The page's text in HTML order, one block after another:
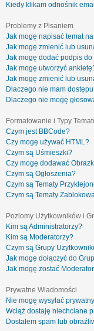
Kiedy klikam odnośnik
Problemy z Pisaniem
Jak mogę napisać temat
Jak mogę zmienić lub
Jak mogę dodać podpis
Jak mogę utworzyć
Jak mogę zmienić lub
Dlaczego nie mam
Dlaczego nie mogę
Formatowanie i Typy
Czym jest BBCode?
Czy mogę używać HTML?
Czym są Uśmieszki?
Czy mogę dodawać
Czym są Ogłoszenia?
Czym są Tematy
Czym są Tematy
Poziomy Użytkowników i
Kim są Administratorzy?
Kim są Moderatorzy?
Czym są Grupy
Jak mogę dołączyć do
Jak mogę zostać
Prywatne Wiadomości
Nie mogę wysyłać
Wciąż dostaję niechciane
Dostałem spam lub